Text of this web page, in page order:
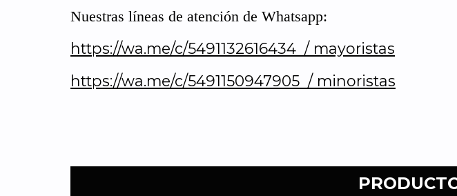
Nuestras líneas de atención de Whatsapp:
https://wa.me/c/5491132616434 / mayoristas
https://wa.me/c/5491150947905 / minoristas